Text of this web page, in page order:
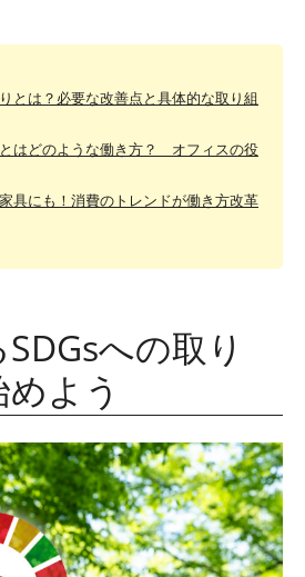
とは？必要な改善点と具体的な取り組
はどのような働き方？ オフィスの役
具にも！消費のトレンドが働き方改革
SDGsへの取り
よう